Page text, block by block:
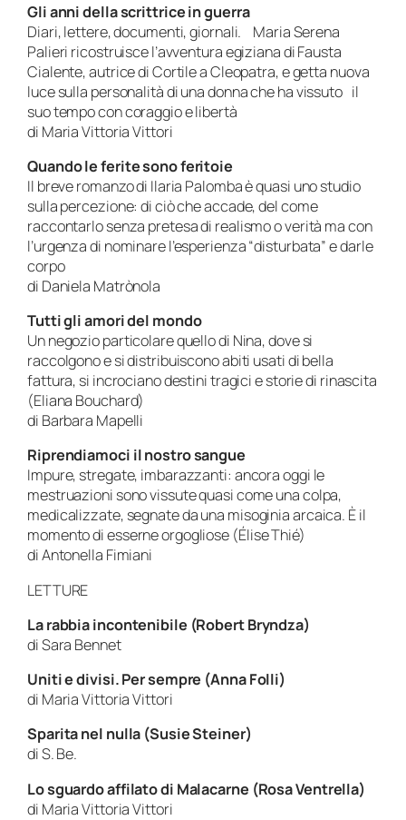
Gli anni della scrittrice in guerra
Diari, lettere, documenti, giornali. Maria Serena
Palieri ricostruisce l’avventura egiziana di Fausta
Cialente, autrice di Cortile a Cleopatra, e getta nuova
luce sulla personalità di una donna che ha vissuto il
suo tempo con coraggio e libertà
di Maria Vittoria Vittori
Quando le ferite sono feritoie
Il breve romanzo di Ilaria Palomba è quasi uno studio
sulla percezione: di ciò che accade, del come
raccontarlo senza pretesa di realismo o verità ma con
l’urgenza di nominare l’esperienza “disturbata” e darle
corpo
di Daniela Matrònola
Tutti gli amori del mondo
Un negozio particolare quello di Nina, dove si
raccolgono e si distribuiscono abiti usati di bella
fattura, si incrociano destini tragici e storie di rinascita
(Eliana Bouchard)
di Barbara Mapelli
Riprendiamoci il nostro sangue
Impure, stregate, imbarazzanti: ancora oggi le
mestruazioni sono vissute quasi come una colpa,
medicalizzate, segnate da una misoginia arcaica. È il
momento di esserne orgogliose (Élise Thié)
di Antonella Fimiani
LETTURE
La rabbia incontenibile (Robert Bryndza)
di Sara Bennet
Uniti e divisi. Per sempre (Anna Folli)
di Maria Vittoria Vittori
Sparita nel nulla (Susie Steiner)
di S. Be.
Lo sguardo affilato di Malacarne (Rosa Ventrella)
di Maria Vittoria Vittori